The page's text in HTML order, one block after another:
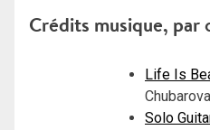
Crédits musique, par
Life Is
Solo